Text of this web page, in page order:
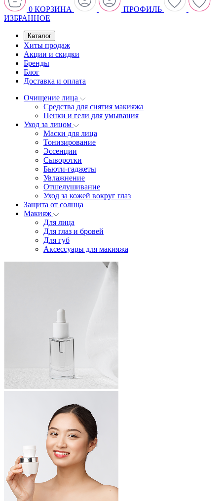
0 КОРЗИНА
ПРОФИЛЬ
ИЗБРАННОЕ
Каталог
Хиты продаж
Акции и скидки
Бренды
Блог
Доставка и оплата
Очищение лица
Средства для снятия макияжа
Пенки и гели для умывания
Уход за лицом
Маски для лица
Тонизирование
Эссенции
Сыворотки
Бьюти-гаджеты
Увлажнение
Отшелушивание
Уход за кожей вокруг глаз
Защита от солнца
Макияж
Для лица
Для глаз и бровей
Для губ
Аксессуары для макияжа